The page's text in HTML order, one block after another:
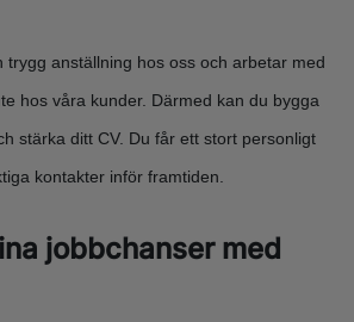
trygg anställning hos oss och arbetar med
hos våra kunder. Därmed kan du bygga
stärka ditt CV. Du får ett stort personligt
kontakter inför framtiden.
jobbchanser med